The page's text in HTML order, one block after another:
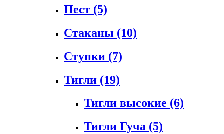
Пест (5)
Стаканы (10)
Ступки (7)
Тигли (19)
Тигли высокие (6)
Тигли Гуча (5)